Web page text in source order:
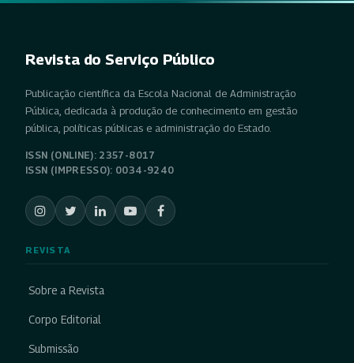
Revista do Serviço Público
Publicação científica da Escola Nacional de Administração
Pública, dedicada à produção de conhecimento em gestão
pública, políticas públicas e administração do Estado.
ISSN (ONLINE): 2357-8017
ISSN (IMPRESSO): 0034-9240
REVISTA
Sobre a Revista
Corpo Editorial
Submissão